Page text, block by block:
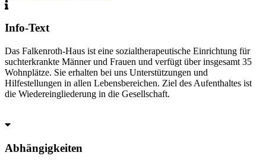
Info-Text
Das Falkenroth-Haus ist eine sozialtherapeutische Einrichtung für
suchterkrankte Männer und Frauen und verfügt über insgesamt 35
Wohnplätze. Sie erhalten bei uns Unterstützungen und
Hilfestellungen in allen Lebensbereichen. Ziel des Aufenthaltes ist
die Wiedereingliederung in die Gesellschaft.
Abhängigkeiten